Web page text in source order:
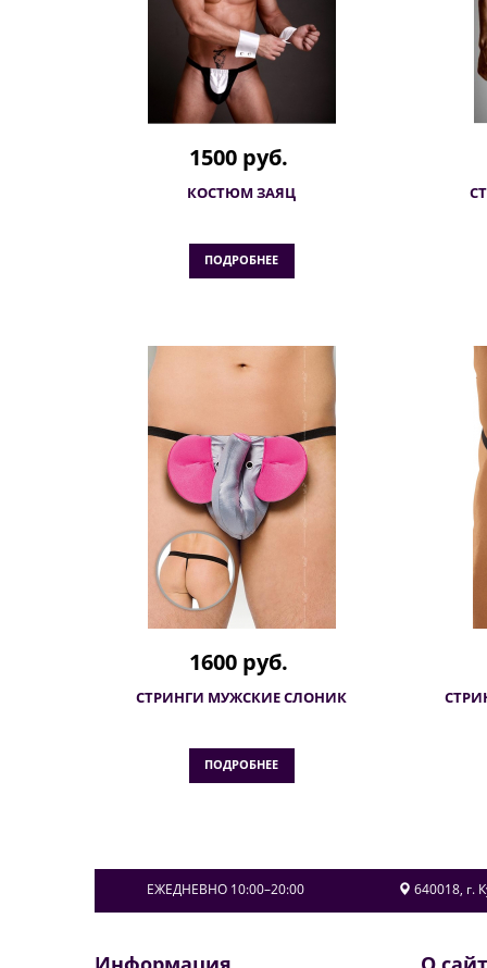
1500 руб.
КОСТЮМ ЗАЯЦ
ПОДРОБНЕЕ
1600 руб.
СТРИНГИ МУЖСКИЕ СЛОНИК
ПОДРОБНЕЕ
ЕЖЕДНЕВНО 10:00–20:00 640018, г.